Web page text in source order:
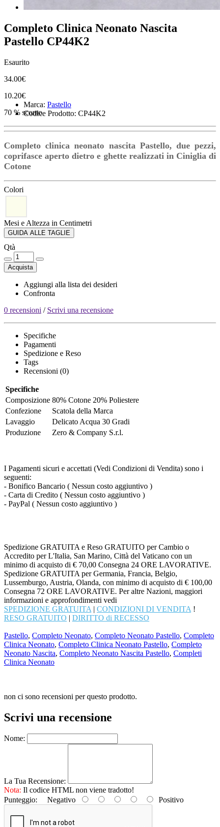
Completo Clinica Neonato Nascita
Pastello CP44K2
Esaurito
34.00€
10.20€
70 % sconto
Marca: Pastello
Codice Prodotto: CP44K2
Completo clinica neonato nascita Pastello, due pezzi,
coprifasce aperto dietro e ghette realizzati in Ciniglia di
Cotone
Colori
Mesi e Altezza in Centimetri
GUIDA ALLE TAGLIE
Qtà
Acquista
Aggiungi alla lista dei desideri
Confronta
0 recensioni / Scrivi una recensione
Specifiche
Pagamenti
Spedizione e Reso
Tags
Recensioni (0)
Specifiche
Composizione 80% Cotone 20% Poliestere
Confezione
Scatola della Marca
Lavaggio
Delicato Acqua 30 Gradi
Produzione
Zero & Company S.r.l.
I Pagamenti sicuri e accettati (Vedi Condizioni di Vendita) sono i
seguenti:
- Bonifico Bancario ( Nessun costo aggiuntivo )
- Carta di Credito ( Nessun costo aggiuntivo )
- PayPal ( Nessun costo aggiuntivo )
Spedizione GRATUITA e Reso GRATUITO per Cambio o
Accredito per L'Italia, San Marino, Città del Vaticano con un
minimo di acquisto di € 70,00 Consegna 24 ORE LAVORATIVE.
Spedizione GRATUITA per Germania, Francia, Belgio,
Lussemburgo, Austria, Olanda, con minimo di acquisto di € 100,00
Consegna 72 ORE LAVORATIVE. Per altre Nazioni, maggiori
informazioni e approfondimenti vedi
SPEDIZIONE GRATUITA | CONDIZIONI DI VENDITA !
RESO GRATUITO | DIRITTO di RECESSO
Pastello, Completo Neonato, Completo Neonato Pastello, Completo
Clinica Neonato, Completo Clinica Neonato Pastello, Completo
Neonato Nascita, Completo Neonato Nascita Pastello, Completi
Clinica Neonato
non ci sono recensioni per questo prodotto.
Scrivi una recensione
Nome:
La Tua Recensione:
Nota: Il codice HTML non viene tradotto!
Punteggio: Negativo Positivo